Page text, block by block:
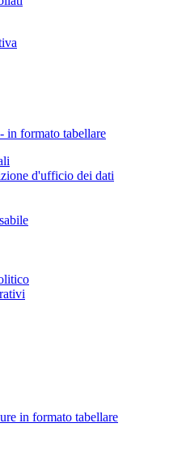
in formato tabellare
d'ufficio dei dati
in formato tabellare